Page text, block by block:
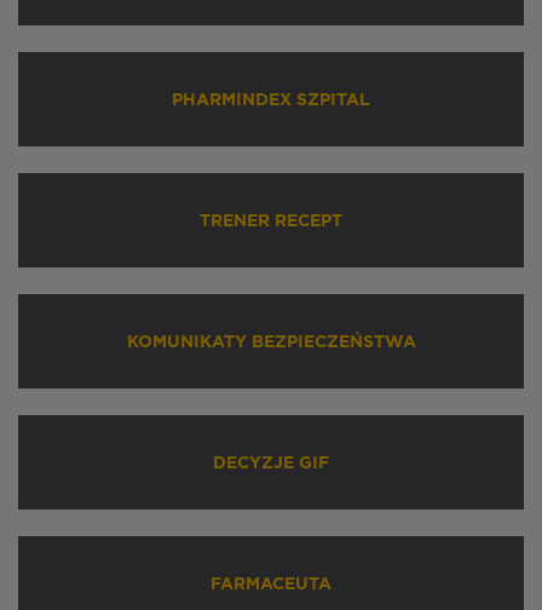
PHARMINDEX SZPITAL
TRENER RECEPT
KOMUNIKATY BEZPIECZEŃSTWA
DECYZJE GIF
FARMACEUTA